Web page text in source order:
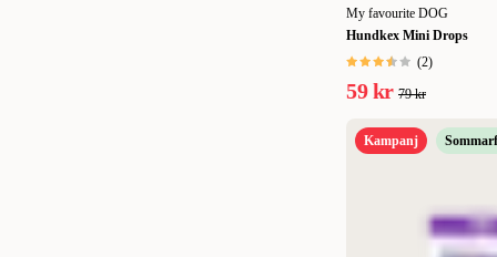
My favourite DOG
Hundkex Mini Drops
(2)
59 kr 79 kr
Kampanj